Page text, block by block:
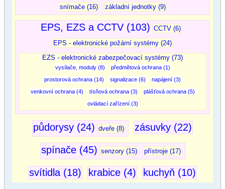
snímače (16)
základní jednotky (9)
EPS, EZS a CCTV (103) CCTV (6)
EPS - elektronické požární systémy (24)
EZS - elektronické zabezpečovací systémy (73)
vysílače, moduly (8)
předmětová ochrana (1)
prostorová ochrana (14)
signalizace (6)
napájení (3)
venkovní ochrana (4)
tísňová ochrana (3)
plášťová ochrana (5)
ovládací zařízení (3)
půdorysy (24) dveře (8) zásuvky (22)
spínače (45) senzory (15) přístroje (17)
svítidla (18) krabice (4) kuchyň (10)